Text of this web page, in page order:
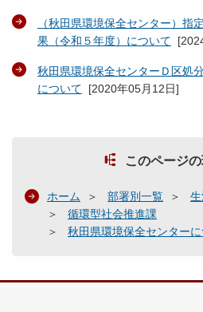
（秋田県環境保全センター）指
果（令和５年度）について [
秋田県環境保全センターＤ区処
について [2020年05月12日]
このページ
ホーム 部署別一覧
循環型社会推進課
秋田県環境保全センター